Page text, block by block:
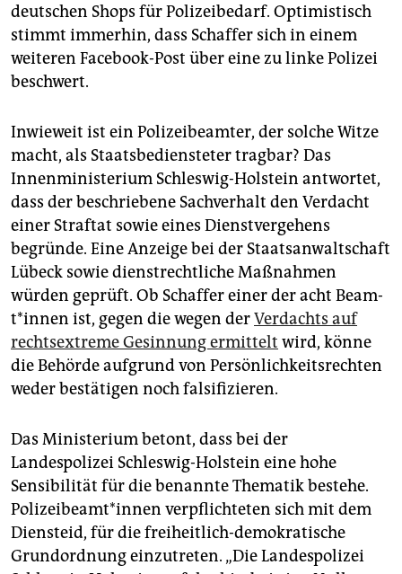
deutschen Shops für Polizeibedarf. Optimistisch
stimmt immerhin, dass Schaffer sich in einem
weiteren Facebook-Post über eine zu linke Polizei
beschwert.
Inwieweit ist ein Polizeibeamter, der solche Witze
macht, als Staatsbediensteter tragbar? Das
Innenministerium Schleswig-Holstein antwortet,
dass der beschriebene Sachverhalt den Verdacht
einer Straftat sowie eines Dienstvergehens
begründe. Eine Anzeige bei der Staatsanwaltschaft
Lübeck sowie dienstrechtliche Maßnahmen
würden geprüft. Ob Schaffer einer der acht Be­am­
t*in­nen ist, gegen die wegen derVerdachts auf
rechtsextreme Gesinnung ermittelt wird, könne
die Behörde aufgrund von Persönlichkeitsrechten
weder bestätigen noch falsifizieren.
Das Ministerium betont, dass bei der
Landespolizei Schleswig-Holstein eine hohe
Sensibilität für die benannte Thematik bestehe.
Po­li­zei­be­am­t*in­nen verpflichteten sich mit dem
Diensteid, für die freiheitlich-demokratische
Grundordnung einzutreten. „Die Landespolizei